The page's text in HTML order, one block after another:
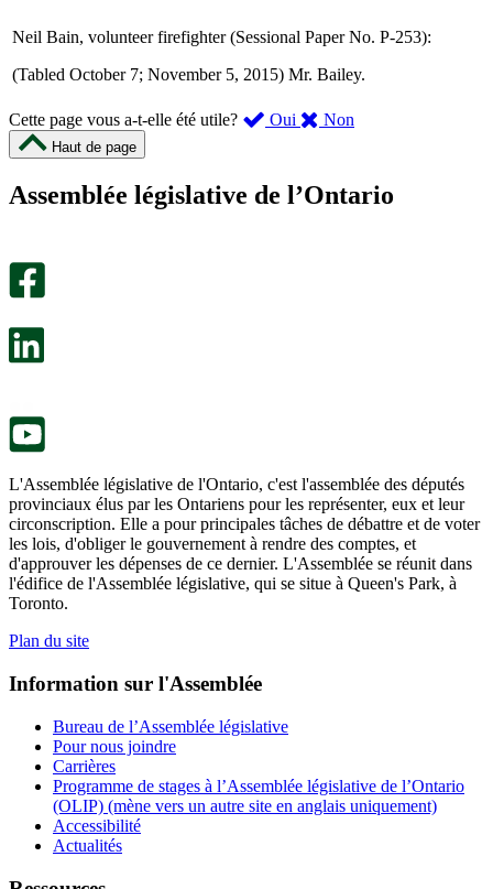
Neil Bain, volunteer firefighter (Sessional Paper No. P-253):
(Tabled October 7; November 5, 2015) Mr. Bailey.
Cette page vous a-t-elle été utile? Oui ,
été
Non
m’a
Haut de page
Assemblée législative de l’Ontario
L'Assemblée législative de l'Ontario, c'est l'assemblée des députés
provinciaux élus par les Ontariens pour les représenter, eux et leur
circonscription. Elle a pour principales tâches de débattre et de voter
les lois, d'obliger le gouvernement à rendre des comptes, et
d'approuver les dépenses de ce dernier. L'Assemblée se réunit dans
l'édifice de l'Assemblée législative, qui se situe à Queen's Park, à
Toronto.
Plan du site
Information sur l'Assemblée
Bureau de l’Assemblée législative
Pour nous joindre
Carrières
Programme de stages à l’Assemblée législative de l’Ontario
(OLIP) (mène vers un autre site en anglais uniquement)
Accessibilité
Actualités